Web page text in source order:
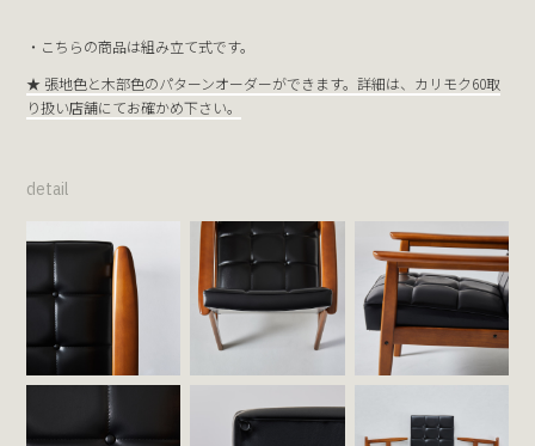
・こちらの商品は組み立て式です。
★ 張地色と木部色のパターンオーダーができます。詳細は、カリモク60取
り扱い店舗にてお確かめ下さい。
detail